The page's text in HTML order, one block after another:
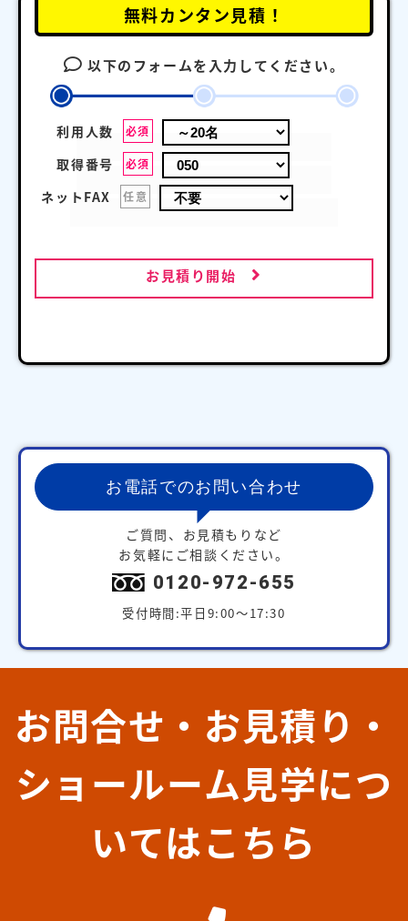
無料カンタン見積！
以下のフォームを入力してください。
利用人数 必須
取得番号 必須
ネットFAX 任意
お見積り開始
お電話でのお問い合わせ
ご質問、お見積もりなど
お気軽にご相談ください。
0120-972-655
受付時間:平日9:00～17:30
お問合せ・お見積り・
ショールーム見学につ
いてはこちら